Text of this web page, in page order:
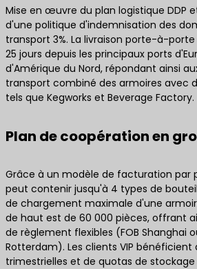
Mise en œuvre du plan logistique DDP
d'une politique d'indemnisation des
transport 3%. La livraison porte-à-
25 jours depuis les principaux ports
d'Amérique du Nord, répondant ainsi
transport combiné des armoires avec
tels que Kegworks et Beverage Factory.
Plan de coopération en
Grâce à un modèle de facturation par
peut contenir jusqu'à 4 types de
de chargement maximale d'une
de haut est de 60 000 pièces, offrant
de règlement flexibles (FOB Shanghai
Rotterdam). Les clients VIP bénéficient
trimestrielles et de quotas de stockage